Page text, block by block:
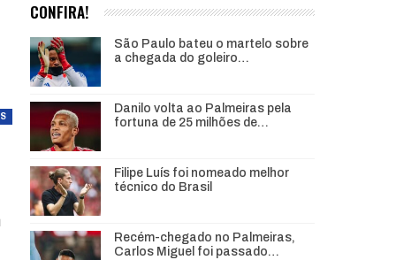
CONFIRA!
São Paulo bateu o martelo sobre
a chegada do goleiro…
Danilo volta ao Palmeiras pela
fortuna de 25 milhões de…
Filipe Luís foi nomeado melhor
técnico do Brasil
Recém-chegado no Palmeiras,
Carlos Miguel foi passado…